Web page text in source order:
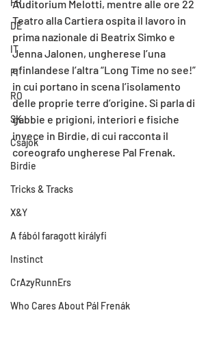
FR
DE
IT
FI
RO
SK
Csajok
Birdie
Tricks & Tracks
X&Y
A fából faragott királyfi
Instinct
CrAzyRunnErs
Who Cares About Pál Frenák
Auditorium Melotti, mentre alle ore 22
Teatro alla Cartiera ospita il lavoro in
prima nazionale di Beatrix Simko e
Jenna Jalonen, ungherese l’una
efinlandese l’altra “Long Time no see!”
in cui portano in scena l’isolamento
delle proprie terre d’origine. Si parla di
gabbie e prigioni, interiori e fisiche
invece in Birdie, di cui racconta il
coreografo ungherese Pal Frenak.